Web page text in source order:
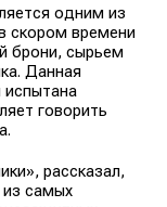
одним из
скором времени
брони, сырьем
Данная
испытана
говорить
рассказал,
из самых